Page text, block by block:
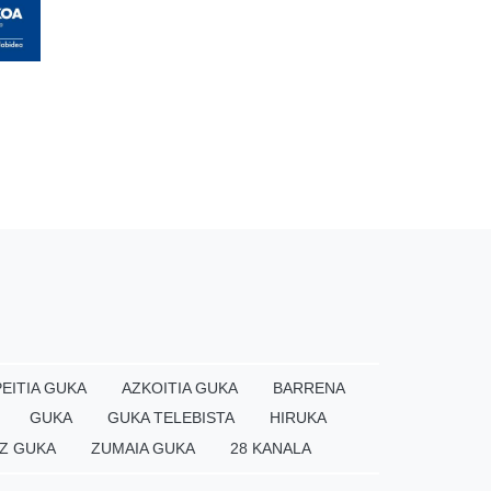
GUKA AZKOITIA GUKA
BARRENA
GUKA GUKA TELEBISTA
HIRUKA
GUKA ZUMAIA GUKA 28 KANALA